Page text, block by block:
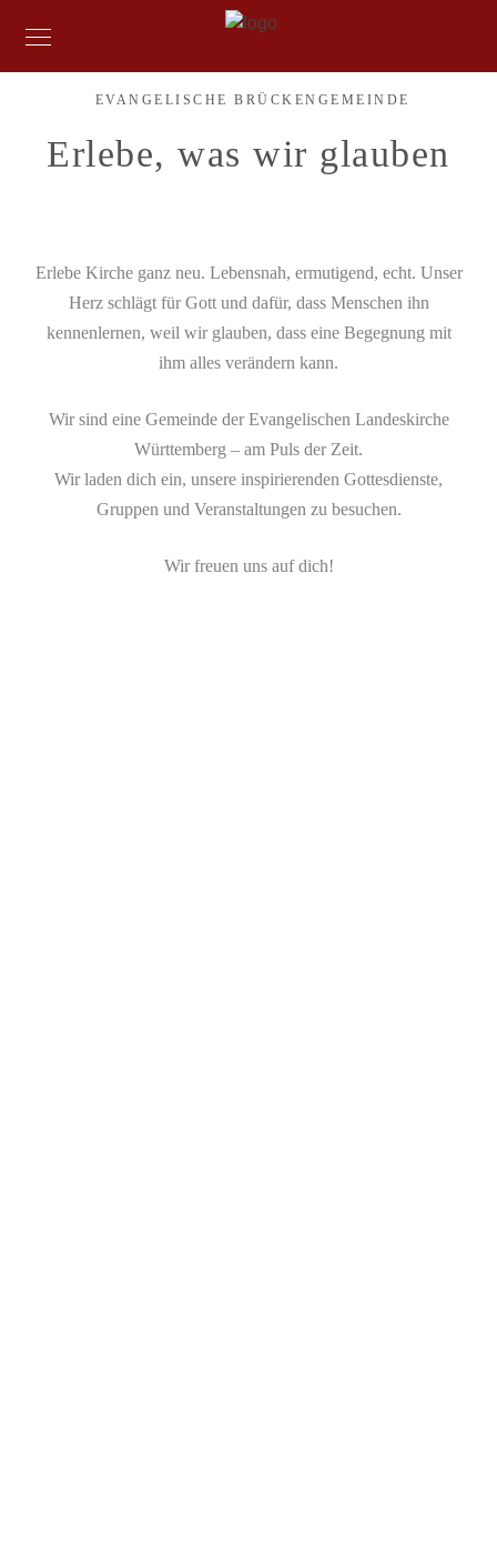
EVANGELISCHE BRÜCKENGEMEINDE
Erlebe, was wir glauben
Erlebe Kirche ganz neu. Lebensnah, ermutigend, echt. Unser
Herz schlägt für Gott und dafür, dass Menschen ihn
kennenlernen, weil wir glauben, dass eine Begegnung mit
ihm alles verändern kann.
Wir sind eine Gemeinde der Evangelischen Landeskirche
Württemberg – am Puls der Zeit.
Wir laden dich ein, unsere inspirierenden Gottesdienste,
Gruppen und Veranstaltungen zu besuchen.
Wir freuen uns auf dich!